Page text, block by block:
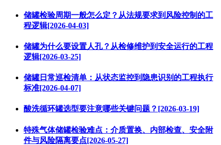
储罐检验周期一般怎么定？从法规要求到风险控制的工
程逻辑[2026-04-03]
储罐为什么要设置人孔？从检修维护到安全运行的工程
逻辑[2026-03-25]
储罐日常巡检清单：从状态监控到隐患识别的工程执行
标准[2026-04-07]
酸洗循环罐选型要注意哪些关键问题？[2026-03-19]
特殊气体储罐检验难点：介质置换、内部检查、安全附
件与风险隔离要点[2026-05-27]